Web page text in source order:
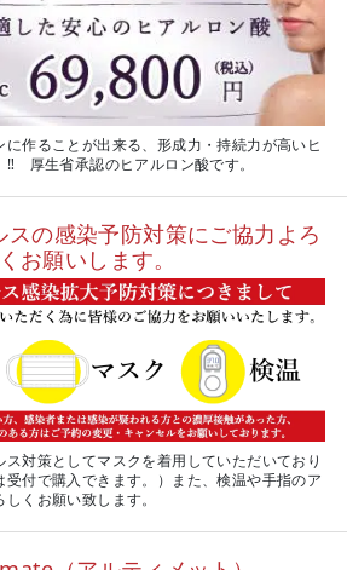
作ることが出来る、形成力・持続力が高いヒ
‼ 厚生省承認のヒアルロン酸です。
スの感染予防対策にご協力よろ
お願いします。
対策としてマスクを着用していただいており
受付で購入できます。）また、検温や手指のア
くお願い致します。